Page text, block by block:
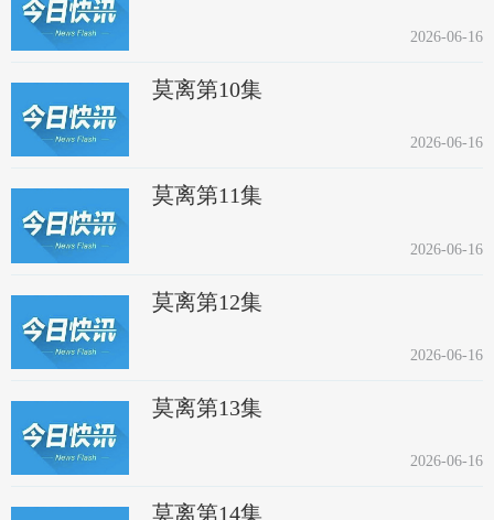
2026-06-16
莫离第10集
2026-06-16
莫离第11集
2026-06-16
莫离第12集
2026-06-16
莫离第13集
2026-06-16
莫离第14集